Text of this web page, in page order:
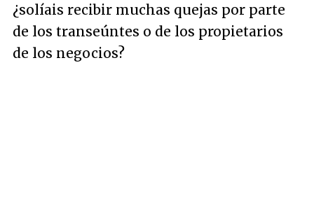
¿solíais recibir muchas quejas por parte
de los transeúntes o de los propietarios
de los negocios?